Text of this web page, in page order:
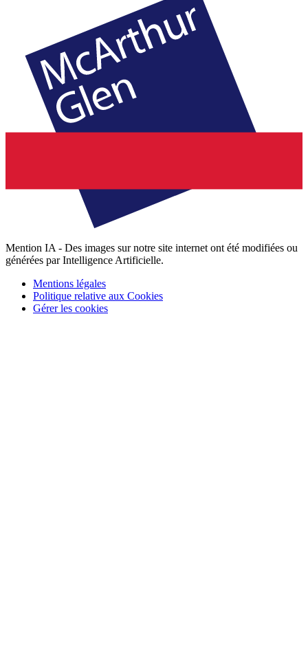
Mention IA - Des images sur notre site internet ont été modifiées ou
générées par Intelligence Artificielle.
Mentions légales
Politique relative aux Cookies
Gérer les cookies